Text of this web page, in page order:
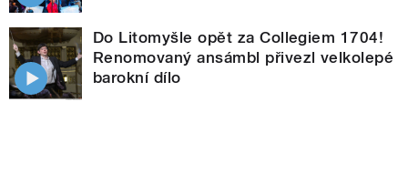
Do Litomyšle opět za Collegiem 1704!
Renomovaný ansámbl přivezl velkolepé
barokní dílo